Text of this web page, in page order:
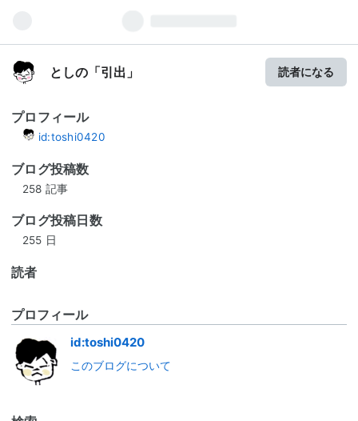
としの「引出」 読者になる
プロフィール
id:toshi0420
ブログ投稿数
258 記事
ブログ投稿日数
255 日
読者
プロフィール
id:toshi0420
このブログについて